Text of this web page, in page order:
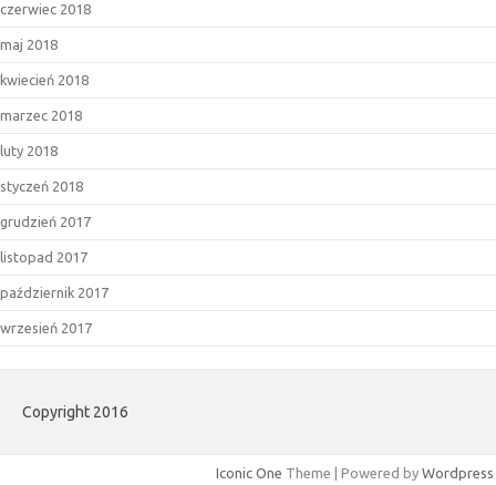
czerwiec 2018
maj 2018
kwiecień 2018
marzec 2018
luty 2018
styczeń 2018
grudzień 2017
listopad 2017
październik 2017
wrzesień 2017
Copyright 2016
Iconic One Theme | Powered by Wordpress